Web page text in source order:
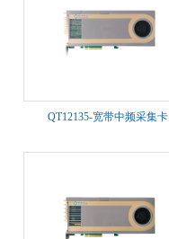
QT12135-宽带中频采集卡